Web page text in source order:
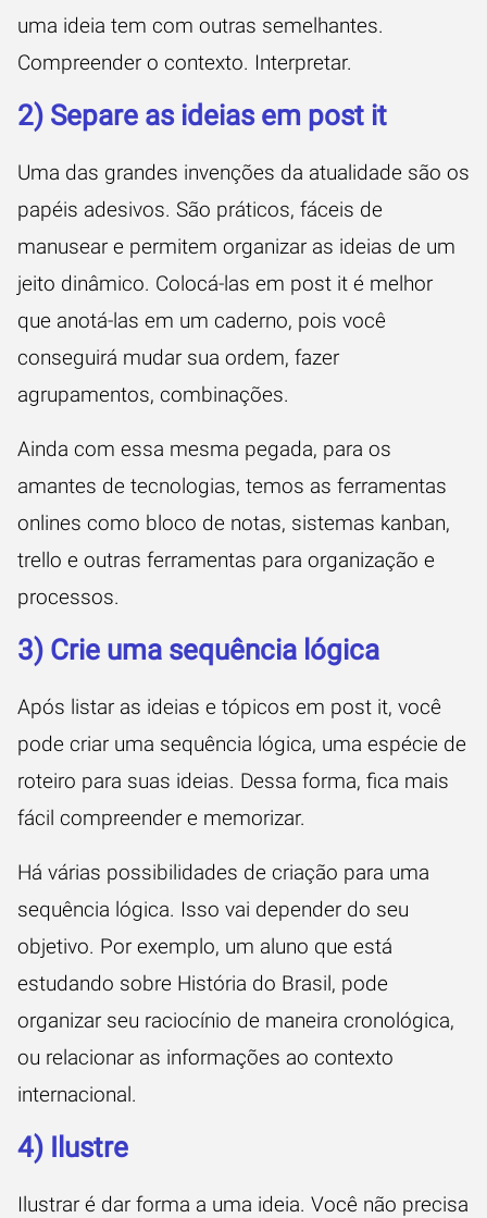
uma ideia tem com outras semelhantes.
Compreender o contexto. Interpretar.
2) Separe as ideias em post it
Uma das grandes invenções da atualidade são os
papéis adesivos. São práticos, fáceis de
manusear e permitem organizar as ideias de um
jeito dinâmico. Colocá-las em post it é melhor
que anotá-las em um caderno, pois você
conseguirá mudar sua ordem, fazer
agrupamentos, combinações.
Ainda com essa mesma pegada, para os
amantes de tecnologias, temos as ferramentas
onlines como bloco de notas, sistemas kanban,
trello e outras ferramentas para organização e
processos.
3) Crie uma sequência lógica
Após listar as ideias e tópicos em post it, você
pode criar uma sequência lógica, uma espécie de
roteiro para suas ideias. Dessa forma, fica mais
fácil compreender e memorizar.
Há várias possibilidades de criação para uma
sequência lógica. Isso vai depender do seu
objetivo. Por exemplo, um aluno que está
estudando sobre História do Brasil, pode
organizar seu raciocínio de maneira cronológica,
ou relacionar as informações ao contexto
internacional.
4) Ilustre
Ilustrar é dar forma a uma ideia. Você não precisa